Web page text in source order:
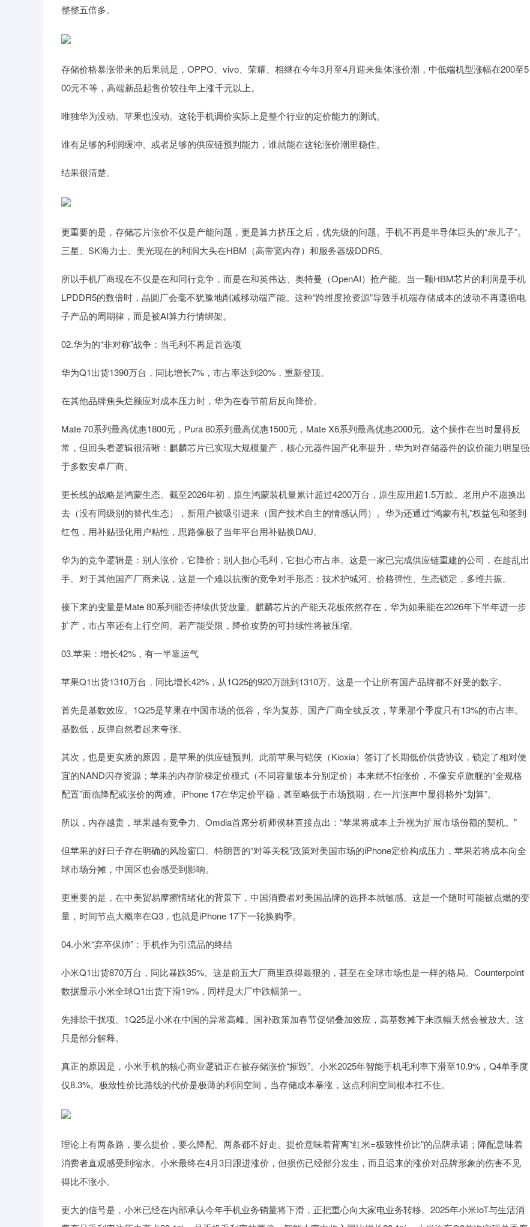
整整五倍多。
存储价格暴涨带来的后果就是，OPPO、vivo、荣耀、相继在今年3月至4月迎来集体涨价潮，中低端机型涨幅在200至5
00元不等，高端新品起售价较往年上涨千元以上。
唯独华为没动。苹果也没动。这轮手机调价实际上是整个行业的定价能力的测试。
谁有足够的利润缓冲、或者足够的供应链预判能力，谁就能在这轮涨价潮里稳住。
结果很清楚。
更重要的是，存储芯片涨价不仅是产能问题，更是算力挤压之后，优先级的问题。手机不再是半导体巨头的“亲儿子”。
三星、SK海力士、美光现在的利润大头在HBM（高带宽内存）和服务器级DDR5。
所以手机厂商现在不仅是在和同行竞争，而是在和英伟达、奥特曼（OpenAI）抢产能。当一颗HBM芯片的利润是手机
LPDDR5的数倍时，晶圆厂会毫不犹豫地削减移动端产能。这种“跨维度抢资源”导致手机端存储成本的波动不再遵循电
子产品的周期律，而是被AI算力行情绑架。
02.华为的“非对称”战争：当毛利不再是首选项
华为Q1出货1390万台，同比增长7%，市占率达到20%，重新登顶。
在其他品牌焦头烂额应对成本压力时，华为在春节前后反向降价。
Mate 70系列最高优惠1800元，Pura 80系列最高优惠1500元，Mate X6系列最高优惠2000元。这个操作在当时显得反
常，但回头看逻辑很清晰：麒麟芯片已实现大规模量产，核心元器件国产化率提升，华为对存储器件的议价能力明显强
于多数安卓厂商。
更长线的战略是鸿蒙生态。截至2026年初，原生鸿蒙装机量累计超过4200万台，原生应用超1.5万款。老用户不愿换出
去（没有同级别的替代生态），新用户被吸引进来（国产技术自主的情感认同）。华为还通过“鸿蒙有礼”权益包和签到
红包，用补贴强化用户粘性，思路像极了当年平台用补贴换DAU。
华为的竞争逻辑是：别人涨价，它降价；别人担心毛利，它担心市占率。这是一家已完成供应链重建的公司，在趁乱出
手。对于其他国产厂商来说，这是一个难以抗衡的竞争对手形态：技术护城河、价格弹性、生态锁定，多维共振。
接下来的变量是Mate 80系列能否持续供货放量。麒麟芯片的产能天花板依然存在，华为如果能在2026年下半年进一步
扩产，市占率还有上行空间。若产能受限，降价攻势的可持续性将被压缩。
03.苹果：增长42%，有一半靠运气
苹果Q1出货1310万台，同比增长42%，从1Q25的920万跳到1310万。这是一个让所有国产品牌都不好受的数字。
首先是基数效应。1Q25是苹果在中国市场的低谷，华为复苏、国产厂商全线反攻，苹果那个季度只有13%的市占率。
基数低，反弹自然看起来夸张。
其次，也是更实质的原因，是苹果的供应链预判。此前苹果与铠侠（Kioxia）签订了长期低价供货协议，锁定了相对便
宜的NAND闪存资源；苹果的内存阶梯定价模式（不同容量版本分别定价）本来就不怕涨价，不像安卓旗舰的“全规格
配置”面临降配或涨价的两难。iPhone 17在华定价平稳，甚至略低于市场预期，在一片涨声中显得格外“划算”。
所以，内存越贵，苹果越有竞争力。Omdia首席分析师侯林直接点出：“苹果将成本上升视为扩展市场份额的契机。”
但苹果的好日子存在明确的风险窗口。特朗普的“对等关税”政策对美国市场的iPhone定价构成压力，苹果若将成本向全
球市场分摊，中国区也会感受到影响。
更重要的是，在中美贸易摩擦情绪化的背景下，中国消费者对美国品牌的选择本就敏感。这是一个随时可能被点燃的变
量，时间节点大概率在Q3，也就是iPhone 17下一轮换购季。
04.小米“弃卒保帅”：手机作为引流品的终结
小米Q1出货870万台，同比暴跌35%。这是前五大厂商里跌得最狠的，甚至在全球市场也是一样的格局。Counterpoint
数据显示小米全球Q1出货下滑19%，同样是大厂中跌幅第一。
先排除干扰项。1Q25是小米在中国的异常高峰。国补政策加春节促销叠加效应，高基数摊下来跌幅天然会被放大。这
只是部分解释。
真正的原因是，小米手机的核心商业逻辑正在被存储涨价“摧毁”。小米2025年智能手机毛利率下滑至10.9%，Q4单季度
仅8.3%。极致性价比路线的代价是极薄的利润空间，当存储成本暴涨，这点利润空间根本扛不住。
理论上有两条路，要么提价，要么降配。两条都不好走。提价意味着背离“红米=极致性价比”的品牌承诺；降配意味着
消费者直观感受到缩水。小米最终在4月3日跟进涨价，但损伤已经部分发生，而且迟来的涨价对品牌形象的伤害不见
得比不涨小。
更大的信号是，小米已经在内部承认今年手机业务销量将下滑，正把重心向大家电业务转移。2025年小米IoT与生活消